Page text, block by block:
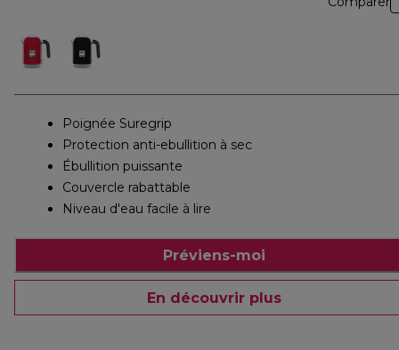
Poignée Suregrip
Protection anti-ebullition à sec
Ébullition puissante
Couvercle rabattable
Niveau d'eau facile à lire
Préviens-moi
En découvrir plus